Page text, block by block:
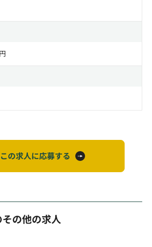
この求人に応募する
その他の求人